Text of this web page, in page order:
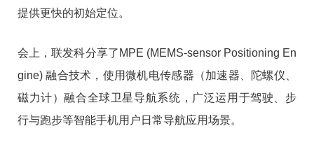
提供更快的初始定位。
会上，联发科分享了MPE (MEMS-sensor Positioning En
gine) 融合技术，使用微机电传感器（加速器、陀螺仪、
磁力计）融合全球卫星导航系统，广泛运用于驾驶、步
行与跑步等智能手机用户日常导航应用场景。